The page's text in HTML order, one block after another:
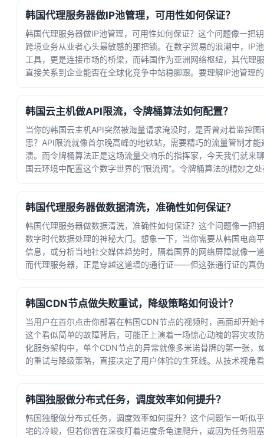
韩国代理服务器做IP池管理，可用性如何保证？
韩国代理服务器做IP池管理，可用性如何保证？这个问题像一把
跨境业务从业者心头最敏感的那把锁。在数字贸易的浪潮中，IP
工具，更是连接市场的桥梁，而韩国作为亚洲网络枢纽，其代理
直接关系到企业能否在全球化竞争中站稳脚跟。要理解IP池管理
韩国云主机做API限流，令牌桶算法如何配置？
当你的韩国云主机API突然被海量请求淹没时，是否曾对着监控图
思？API限流就像首尔晚高峰的地铁站，需要精巧的流量管制才能
溃。而令牌桶算法正是这场流量交响乐的指挥家，今天我们就来
国云环境中配置这个数字世界的“限流阀”。令牌桶算法的精妙之
韩国代理服务器做数据清洗，准确性如何保证？
韩国代理服务器做数据清洗，准确性如何保证？这个问题像一把
数字时代数据处理的神秘大门。想象一下，当你需要从韩国电商
信息，或分析当地社交媒体趋势时，隔着国界的网络屏障就像一
而代理服务器，正是穿越这道墙的通行证——但这张通行证的真
韩国CDN节点做失败重试，降级策略如何设计？
当用户在首尔点击你部署在韩国CDN节点的视频时，画面却开
这个看似简单的故障背后，可能正上演着一场惊心动魄的容灾攻
化服务架构中，单个CDN节点的异常就像多米诺骨牌的第一张，
的重试与降级策略，直接决定了用户体验的生死线。从技术视角
韩国独服做分布式任务，调度效率如何提升？
韩国独服做分布式任务，调度效率如何提升？这个问题乍一听似
宅的冷峻，但若你曾在深夜盯着进度条龟速爬升，或因为任务阻